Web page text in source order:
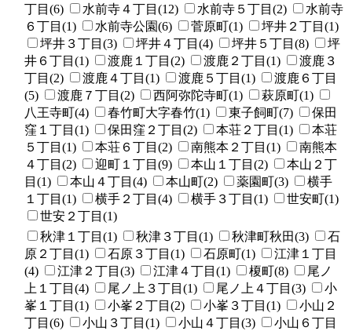
丁目(6)
水前寺４丁目(12) 水前寺５丁目(2)
水前寺
６丁目(1)
水前寺公園(6) 菅原町(1)
坪井２丁目(1)
坪井３丁目(3)
坪井４丁目(4) 坪井５丁目(8)
坪
井６丁目(1)
渡鹿１丁目(2) 渡鹿２丁目(1)
渡鹿３
丁目(2)
渡鹿４丁目(1) 渡鹿５丁目(1)
渡鹿６丁目
(5)
渡鹿７丁目(2) 西阿弥陀寺町(1)
萩原町(1)
八王寺町(4)
春竹町大字春竹(1) 東子飼町(7)
保田
窪１丁目(1)
保田窪２丁目(2) 本荘２丁目(1)
本荘
５丁目(1)
本荘６丁目(2) 南熊本２丁目(1)
南熊本
４丁目(2)
迎町１丁目(9) 本山１丁目(2)
本山２丁
目(1)
本山４丁目(4) 本山町(2) 薬園町(3)
横手
１丁目(1)
横手２丁目(4) 横手３丁目(1)
世安町(1)
世安２丁目(1)
秋津１丁目(1) 秋津３丁目(1) 秋津町秋田(3)
石
原２丁目(1)
石原３丁目(1) 石原町(1)
江津１丁目
(4)
江津２丁目(3) 江津４丁目(1) 榎町(8)
尾ノ
上１丁目(4)
尾ノ上３丁目(1) 尾ノ上４丁目(3)
小
峯１丁目(1)
小峯２丁目(2) 小峯３丁目(1)
小山２
丁目(6)
小山３丁目(1) 小山４丁目(3)
小山６丁目